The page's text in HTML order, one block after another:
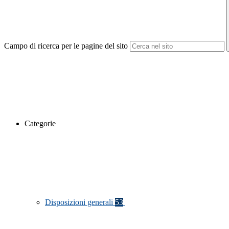
Campo di ricerca per le pagine del sito
Categorie
Disposizioni generali 53